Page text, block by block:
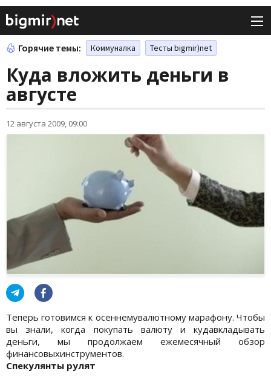
Горячие темы: Коммуналка Тесты bigmir)net
Куда вложить деньги в
августе
12 августа 2009, 09:00
Теперь готовимся к осеннемувалютному марафону. Чтобы
вы знали, когда покупать валюту и кудавкладывать
деньги, мы продолжаем ежемесячный обзор
финансовыхинструментов.
Спекулянты рулят